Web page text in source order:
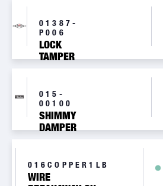
01387-
P006
LOCK
TAMPER
EA/PCK
015-
00100
SHIMMY
DAMPER
016COPPER1LB
WIRE